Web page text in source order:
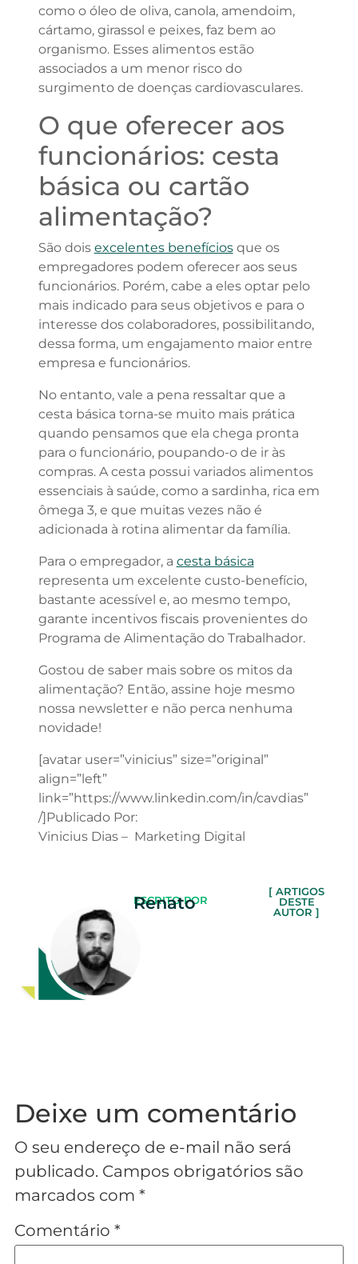
como o óleo de oliva, canola, amendoim,
cártamo, girassol e peixes, faz bem ao
organismo. Esses alimentos estão
associados a um menor risco do
surgimento de doenças cardiovasculares.
O que oferecer aos
funcionários: cesta
básica ou cartão
alimentação?
São dois excelentes benefíciosque os
empregadores podem oferecer aos seus
funcionários. Porém, cabe a eles optar pelo
mais indicado para seus objetivos e para o
interesse dos colaboradores, possibilitando,
dessa forma, um engajamento maior entre
empresa e funcionários.
No entanto, vale a pena ressaltar que a
cesta básica torna-se muito mais prática
quando pensamos que ela chega pronta
para o funcionário, poupando-o de ir às
compras. A cesta possui variados alimentos
essenciais à saúde, como a sardinha, rica em
ômega 3, e que muitas vezes não é
adicionada à rotina alimentar da família.
Para o empregador, a cesta básica
representa um excelente custo-benefício,
bastante acessível e, ao mesmo tempo,
garante incentivos fiscais provenientes do
Programa de Alimentação do Trabalhador.
Gostou de saber mais sobre os mitos da
alimentação? Então, assine hoje mesmo
nossa newsletter e não perca nenhuma
novidade!
[avatar user=”vinicius” size=”original”
align=”left”
link=”https://www.linkedin.com/in/cavdias”
/]Publicado Por:
Vinicius Dias – Marketing Digital
ESCRITO POR
Renato
[ ARTIGOS
DESTE
AUTOR ]
Deixe um comentário
O seu endereço de e-mail não será
publicado. Campos obrigatórios são
marcados com *
Comentário *